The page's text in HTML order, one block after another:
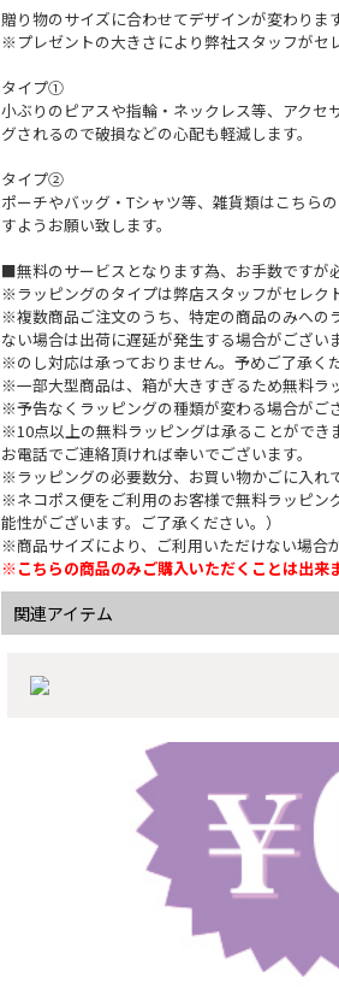
贈り物のサイズに合わせてデザインが変わります
※プレゼントの大きさにより弊社スタッフがセ
タイプ①
小ぶりのピアスや指輪・ネックレス等、アク
グされるので破損などの心配も軽減します。
タイプ②
ポーチやバッグ・Tシャツ等、雑貨類はこちら
すようお願い致します。
■無料のサービスとなります為、お手数ですが
※ラッピングのタイプは弊店スタッフがセレク
※複数商品ご注文のうち、特定の商品のみへの
ない場合は出荷に遅延が発生する場合がございま
※のし対応は承っておりません。予めご了承くだ
※一部大型商品は、箱が大きすぎるため無料ラ
※予告なくラッピングの種類が変わる場合がご
※10点以上の無料ラッピングは承ることがで
お電話でご連絡頂ければ幸いでございます。
※ラッピングの必要数分、お買い物かごに入れ
※ネコポス便をご利用のお客様で無料ラッピン
能性がございます。ご了承ください。）
※商品サイズにより、ご利用いただけない場合
※こちらの商品のみご購入いただくことは出来
関連アイテム